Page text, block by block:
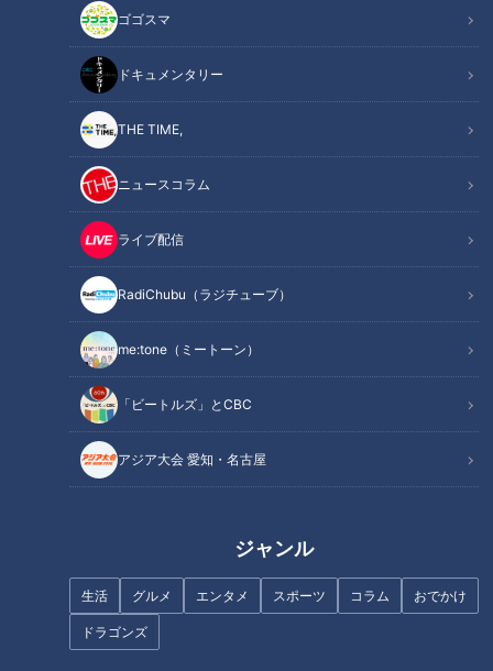
ゴゴスマ
ドキュメンタリー
THE TIME,
ニュースコラム
ライブ配信
RadiChubu（ラジチューブ）
me:tone（ミートーン）
「ビートルズ」とCBC
アジア大会 愛知・名古屋
ジャンル
生活 グルメ エンタメ スポーツ コラム おでかけ
ドラゴンズ
この記事を見たあなたへのおすすめ
体と心を大切に。働く女性が語
るPMSと生理との向き合い方
浅尾拓也コーチ、ドラゴンズ史
上最高のイケメンで昭和の香り
がプンプン匂う男！新たな伝説
女性たちが抱える復職への不安
百戦錬磨の谷繁も思わず“まいっ